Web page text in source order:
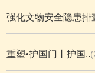
强化文物安全隐患排
重塑•护国门丨护国..